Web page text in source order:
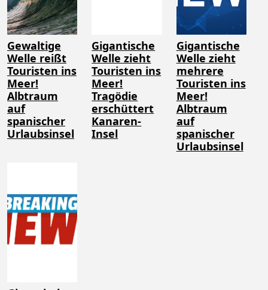
Gewaltige
Welle reißt
Touristen ins
Meer!
Albtraum
auf
spanischer
Urlaubsinsel
Gigantische
Welle zieht
Touristen ins
Meer!
Tragödie
erschüttert
Kanaren-
Insel
Gigantische
Welle zieht
mehrere
Touristen ins
Meer!
Albtraum
auf
spanischer
Urlaubsinsel